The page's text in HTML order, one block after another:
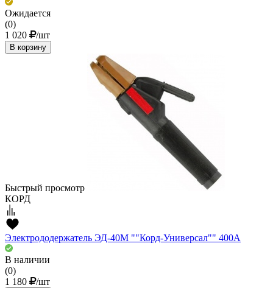
Ожидается
(0)
1 020
/шт
В корзину
Быстрый просмотр
КОРД
Электрододержатель ЭД-40М ""Корд-Универсал"" 400А
В наличии
(0)
1 180
/шт